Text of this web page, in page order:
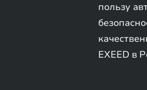
пользу
EXEED в